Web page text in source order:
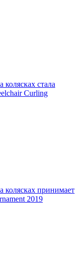
стала
Curling
колясках принимает
2019